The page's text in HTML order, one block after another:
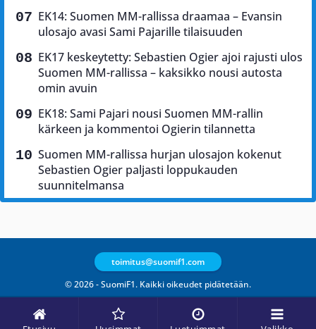
EK14: Suomen MM-rallissa draamaa – Evansin
ulosajo avasi Sami Pajarille tilaisuuden
EK17 keskeytetty: Sebastien Ogier ajoi rajusti ulos
Suomen MM-rallissa – kaksikko nousi autosta
omin avuin
EK18: Sami Pajari nousi Suomen MM-rallin
kärkeen ja kommentoi Ogierin tilannetta
Suomen MM-rallissa hurjan ulosajon kokenut
Sebastien Ogier paljasti loppukauden
suunnitelmansa
© 2026 - SuomiF1. Kaikki oikeudet pidätetään.
toimitus@suomif1.com